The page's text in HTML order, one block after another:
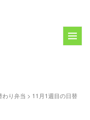
わり弁当 > 11月1週目の日替